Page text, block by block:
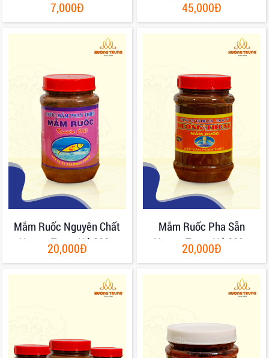
7,000Đ 45,000Đ
Mắm Ruốc Nguyên Chất
Hương Trung Hủ 200g
20,000Đ
Mắm Ruốc Pha Sẵn
Hương Trung Hủ 200g
20,000Đ